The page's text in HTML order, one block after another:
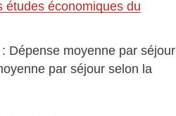
études économiques du
Dépense moyenne par séjour
par séjour selon la